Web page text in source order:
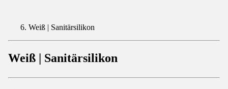
Weiß | Sanitärsilikon
Weiß | Sanitärsilikon